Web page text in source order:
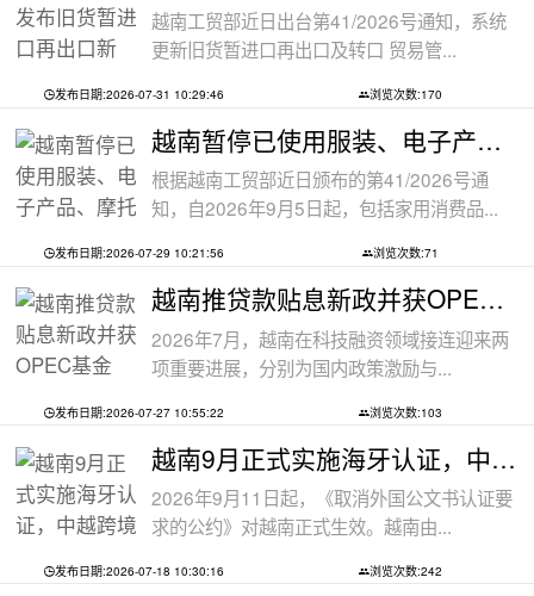
越南工贸部近日出台第41/2026号通知，系统
更新旧货暂进口再出口及转口 贸易管...
发布日期:2026-07-31 10:29:46 浏览次数:170
越南暂停已使用服装、电子产品、摩托车
根据越南工贸部近日颁布的第41/2026号通
知，自2026年9月5日起，包括家用消费品...
发布日期:2026-07-29 10:21:56 浏览次数:71
越南推贷款贴息新政并获OPEC基金5000万美
2026年7月，越南在科技融资领域接连迎来两
项重要进展，分别为国内政策激励与...
发布日期:2026-07-27 10:55:22 浏览次数:103
越南9月正式实施海牙认证，中越跨境文件
2026年9月11日起，《取消外国公文书认证要
求的公约》对越南正式生效。越南由...
发布日期:2026-07-18 10:30:16 浏览次数:242